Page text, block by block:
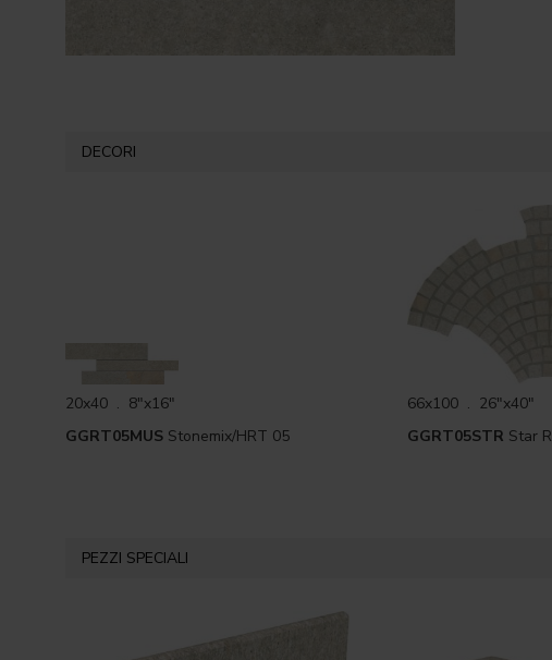
DECORI
20x40 . 8"x16"
GGRT05MUS Stonemix/HRT 05
66x100 . 26"x40"
GGRT05STR Star
PEZZI SPECIALI